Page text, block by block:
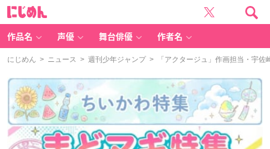
作品名 声優 舞台俳優 作者名
にじめん > ニュース > 週刊少年ジャンプ > 「アクタージュ」作画担当・宇佐